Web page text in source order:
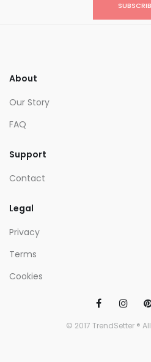
About
Our Story
FAQ
Support
Contact
Legal
Privacy
Terms
Cookies
© 2017 TrendSetter ®